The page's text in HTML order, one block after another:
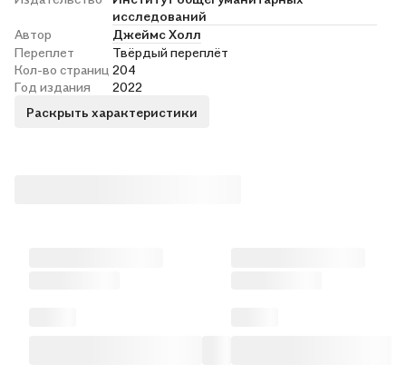
исследований
Автор
Джеймс Холл
Переплет
Твёрдый переплёт
Кол-во страниц 204
Год издания
2022
Раскрыть характеристики